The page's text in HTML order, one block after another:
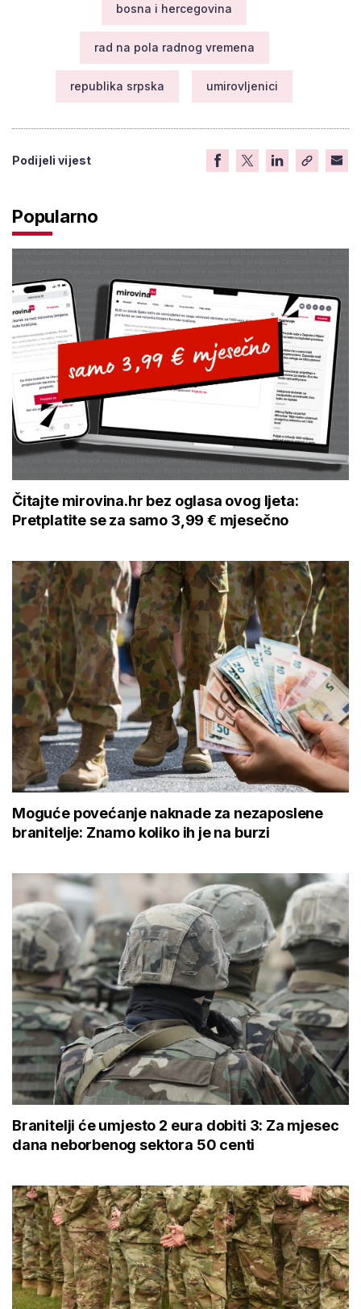
bosna i hercegovina
rad na pola radnog vremena
republika srpska umirovljenici
Podijeli vijest
Popularno
Čitajte mirovina.hr bez oglasa ovog ljeta:
Pretplatite se za samo 3,99 € mjesečno
Moguće povećanje naknade za nezaposlene
branitelje: Znamo koliko ih je na burzi
Branitelji će umjesto 2 eura dobiti 3: Za mjesec
dana neborbenog sektora 50 centi